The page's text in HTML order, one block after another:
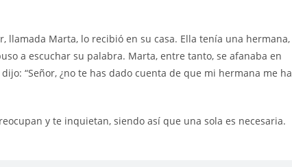
llamada Marta, lo recibió en su casa. Ella tenía una hermana,
a escuchar su palabra. Marta, entre tanto, se afanaba en
“Señor, ¿no te has dado cuenta de que mi hermana me ha
y te inquietan, siendo así que una sola es necesaria.